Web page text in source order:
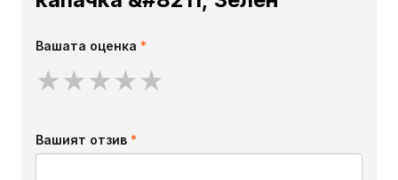
Вашата оценка *
★★★★★
Вашият отзив *